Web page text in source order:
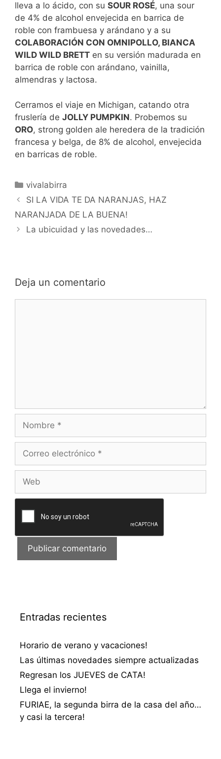
lleva a lo ácido, con su SOUR ROSÉ, una sour
de 4% de alcohol envejecida en barrica de
roble con frambuesa y arándano y a su
COLABORACIÓN CON OMNIPOLLO, BIANCA
WILD WILD BRETT en su versión madurada en
barrica de roble con arándano, vainilla,
almendras y lactosa.
Cerramos el viaje en Michigan, catando otra
fruslería de JOLLY PUMPKIN. Probemos su
ORO, strong golden ale heredera de la tradición
francesa y belga, de 8% de alcohol, envejecida
en barricas de roble.
Categorías
vivalabirra
SI LA VIDA TE DA NARANJAS, HAZ
NARANJADA DE LA BUENA!
La ubicuidad y las novedades…
Deja un comentario
electrónico
Entradas recientes
Horario de verano y vacaciones!
Las últimas novedades siempre actualizadas
Regresan los JUEVES de CATA!
Llega el invierno!
FURIAE, la segunda birra de la casa del año…
y casi la tercera!